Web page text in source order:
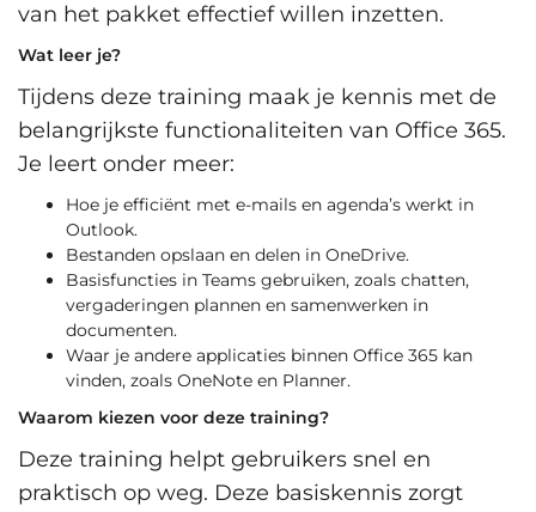
van het pakket effectief willen inzetten.
Wat leer je?
Tijdens deze training maak je kennis met de
belangrijkste functionaliteiten van Office 365.
Je leert onder meer:
Hoe je efficiënt met e-mails en agenda’s werkt in
Outlook.
Bestanden opslaan en delen in OneDrive.
Basisfuncties in Teams gebruiken, zoals chatten,
vergaderingen plannen en samenwerken in
documenten.
Waar je andere applicaties binnen Office 365 kan
vinden, zoals OneNote en Planner.
Waarom kiezen voor deze training?
Deze training helpt gebruikers snel en
praktisch op weg. Deze basiskennis zorgt